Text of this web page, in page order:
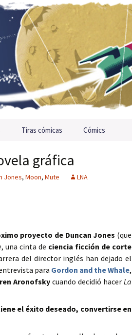
Tiras cómicas Cómics
gráfica
Jones, Moon, Mute LNA
proyecto de Duncan Jones (que
, una cinta de ciencia ficción de corte
del director inglés han dejado el
para Gordon and the Whale,
Aronofskycuando decidió hacer La
el éxito deseado, convertirse en